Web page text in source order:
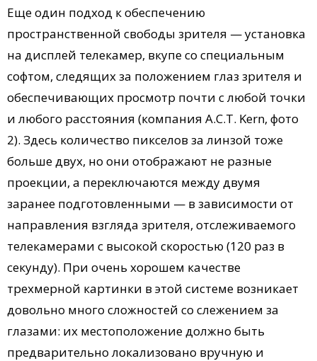
Еще один подход к обеспечению
пространственной свободы зрителя — установка
на дисплей телекамер, вкупе со специальным
софтом, следящих за положением глаз зрителя и
обеспечивающих просмотр почти с любой точки
и любого расстояния (компания A.C.T. Kern, фото
2). Здесь количество пикселов за линзой тоже
больше двух, но они отображают не разные
проекции, а переключаются между двумя
заранее подготовленными — в зависимости от
направления взгляда зрителя, отслеживаемого
телекамерами с высокой скоростью (120 раз в
секунду). При очень хорошем качестве
трехмерной картинки в этой системе возникает
довольно много сложностей со слежением за
глазами: их местоположение должно быть
предварительно локализовано вручную и